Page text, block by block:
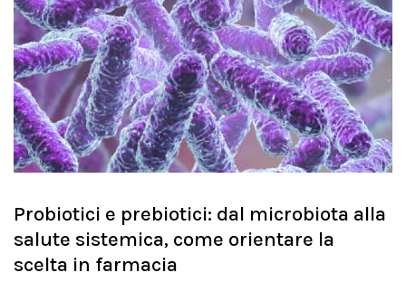
Probiotici e prebiotici: dal microbiota alla
salute sistemica, come orientare la
scelta in farmacia